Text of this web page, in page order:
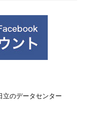
のデータセンター